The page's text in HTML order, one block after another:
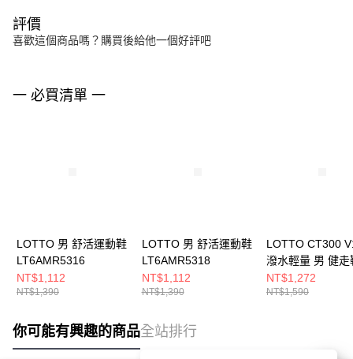
評價
喜歡這個商品嗎？購買後給他一個好評吧
一 必買清單 一
LOTTO 男 舒活運動鞋
LT6AMR5316
NT$1,112
NT$1,390
LOTTO 男 舒活運動鞋
LT6AMR5318
NT$1,112
NT$1,390
LOTTO CT300
潑水輕量 男 健走
LT5AMR9818
NT$1,272
NT$1,590
你可能有興趣的商品全站排行